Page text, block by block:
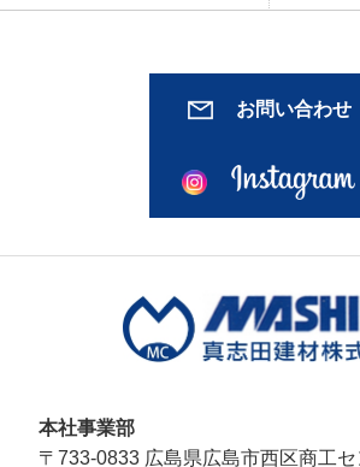
お問い合わせ
本社事業部
〒733-0833 広島県広島市西区商工